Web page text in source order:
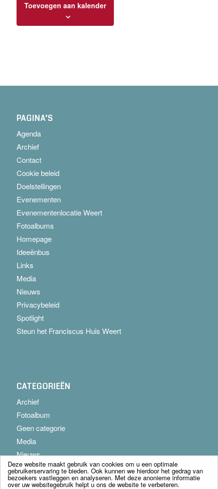
Toevoegen aan kalender
PAGINA’S
Agenda
Archief
Contact
Cookie beleid
Doelstellingen
Evenementen
Evenementenlocatie Weert
Fotoalbums
Homepage
Ideeënbus
Links
Media
Nieuws
Privacybeleid
Spotlight
Steun het Franciscus Huis Weert
CATEGORIEËN
Archief
Fotoalbum
Geen categorie
Media
Nieuws
Deze website maakt gebruik van cookies om u een optimale
gebruikerservaring te bieden. Ook kunnen we hierdoor het gedrag van
bezoekers vastleggen en analyseren. Met deze anonieme informatie
over uw websitegebruik helpt u ons de website te verbeteren.